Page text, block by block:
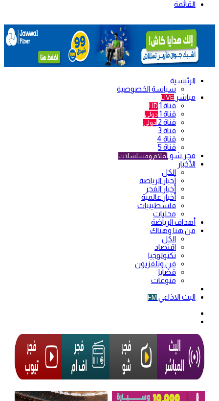
القائمة
الرئيسية
سياسة الخصوصية
مباشر LIVE
قناة 1 HD
قناة 1 دولي
قناة 2 دولي
قناة 3
قناة 4
قناة 5
فجر شو أفلام ومسلسلات
الأخبار
الكل
أخبار الرياضة
أخبار الفجر
أخبار عالمية
فلسطينيات
محليات
أهداف الرياضة
من هنا وهناك
الكل
اقتصاد
تكنولوجيا
فن وتلفزيون
قضايا
منوعات
البث الاذاعي FM